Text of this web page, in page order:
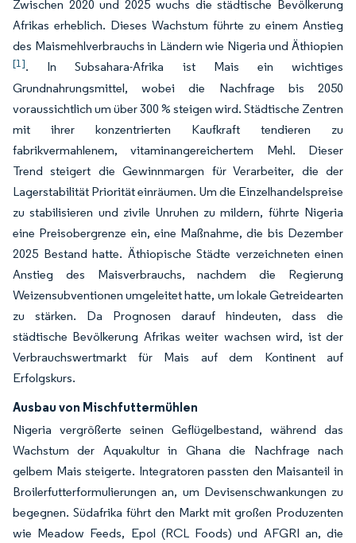
Zwischen 2020 und 2025 wuchs die städtische Bevölkerung
Afrikas erheblich. Dieses Wachstum führte zu einem Anstieg
des Maismehlverbrauchs in Ländern wie Nigeria und Äthiopien
[1]. In Subsahara-Afrika ist Mais ein wichtiges
Grundnahrungsmittel, wobei die Nachfrage bis 2050
voraussichtlich um über 300 % steigen wird. Städtische Zentren
mit ihrer konzentrierten Kaufkraft tendieren zu
fabrikvermahlenem, vitaminangereichertem Mehl. Dieser
Trend steigert die Gewinnmargen für Verarbeiter, die der
Lagerstabilität Priorität einräumen. Um die Einzelhandelspreise
zu stabilisieren und zivile Unruhen zu mildern, führte Nigeria
eine Preisobergrenze ein, eine Maßnahme, die bis Dezember
2025 Bestand hatte. Äthiopische Städte verzeichneten einen
Anstieg des Maisverbrauchs, nachdem die Regierung
Weizensubventionen umgeleitet hatte, um lokale Getreidearten
zu stärken. Da Prognosen darauf hindeuten, dass die
städtische Bevölkerung Afrikas weiter wachsen wird, ist der
Verbrauchswertmarkt für Mais auf dem Kontinent auf
Erfolgskurs.
Ausbau von Mischfuttermühlen
Nigeria vergrößerte seinen Geflügelbestand, während das
Wachstum der Aquakultur in Ghana die Nachfrage nach
gelbem Mais steigerte. Integratoren passten den Maisanteil in
Broilerfutterformulierungen an, um Devisenschwankungen zu
begegnen. Südafrika führt den Markt mit großen Produzenten
wie Meadow Feeds, Epol (RCL Foods) und AFGRI an, die